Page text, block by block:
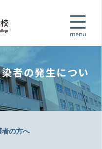
者の発生につい
者の方へ